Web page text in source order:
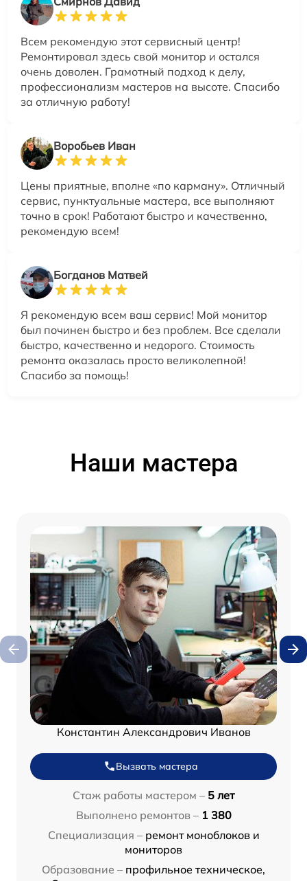
Всем рекомендую этот сервисный центр!
Ремонтировал здесь свой монитор и остался
очень доволен. Грамотный подход к делу,
профессионализм мастеров на высоте. Спасибо
за отличную работу!
Воробьев Иван
Цены приятные, вполне «по карману». Отличный
сервис, пунктуальные мастера, все выполняют
точно в срок! Работают быстро и качественно,
рекомендую всем!
Богданов Матвей
Я рекомендую всем ваш сервис! Мой монитор
был починен быстро и без проблем. Все сделали
быстро, качественно и недорого. Стоимость
ремонта оказалась просто великолепной!
Спасибо за помощь!
Наши мастера
Константин Александрович Иванов
Вызвать мастера
Стаж работы мастером – 5 лет
Выполнено ремонтов – 1 380
Специализация – ремонт моноблоков и
мониторов
Образование – профильное техническое,